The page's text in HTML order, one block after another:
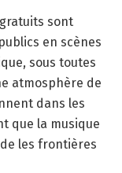
sont
en scènes
sous toutes
atmosphère de
dans les
que la musique
les frontières